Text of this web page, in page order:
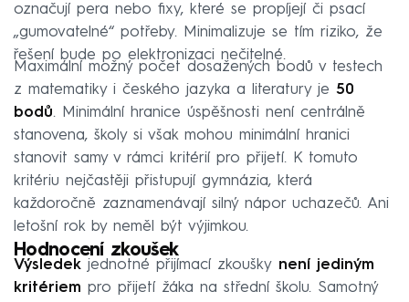
označují pera nebo fixy, které se propíjejí či psací
„gumovatelné“ potřeby. Minimalizuje se tím riziko, že
řešení bude po elektronizaci nečitelné.
Maximální možný počet dosažených bodů v testech
z matematiky i českého jazyka a literatury je 50
bodů. Minimální hranice úspěšnosti není centrálně
stanovena, školy si však mohou minimální hranici
stanovit samy v rámci kritérií pro přijetí. K tomuto
kritériu nejčastěji přistupují gymnázia, která
každoročně zaznamenávají silný nápor uchazečů. Ani
letošní rok by neměl být výjimkou.
Hodnocení zkoušek
Výsledek jednotné přijímací zkoušky není jediným
kritériem pro přijetí žáka na střední školu. Samotný